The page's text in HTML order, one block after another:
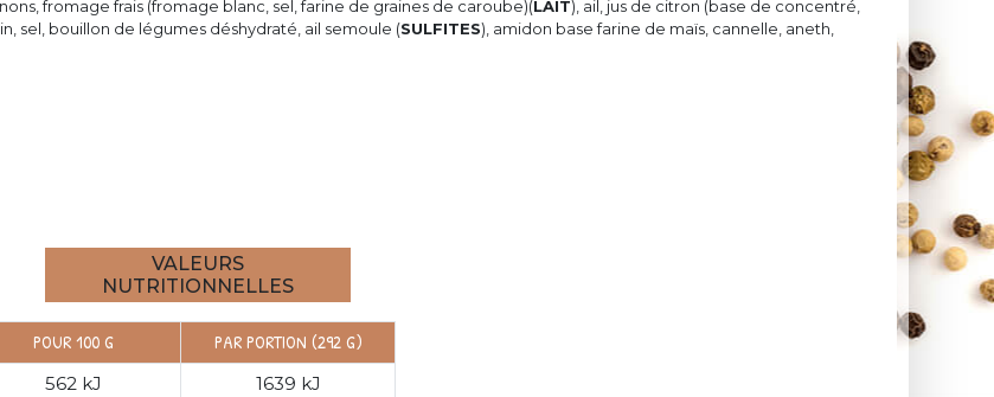
fromage frais (fromage blanc, sel, farine de graines de caroube)(LAIT), ail, jus de citron (base de concentré,
sel, bouillon de légumes déshydraté, ail semoule (SULFITES), amidon base farine de maïs, cannelle, aneth,
VALEURS
NUTRITIONNELLES
POUR 100 G PAR PORTION (292 G)
562 kJ
1639 kJ